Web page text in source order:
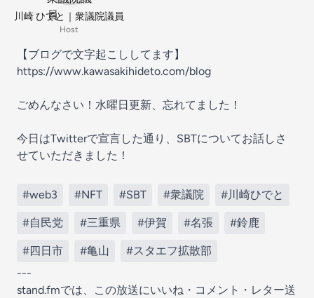
川崎 ひでと｜衆議院議員
Host
【ブログで文字起こししてます】
https://www.kawasakihideto.com/blog
ごめんなさい！水曜日更新、忘れてました！
今日はTwitterで宣言した通り、SBTについてお話しさ
せていただきました！
#web3 #NFT #SBT #衆議院 #川崎ひでと
#自民党 #三重県 #伊賀 #名張 #鈴鹿
#四日市 #亀山
#スタエフ拡散部
---
stand.fmでは、この放送にいいね・コメント・レター送